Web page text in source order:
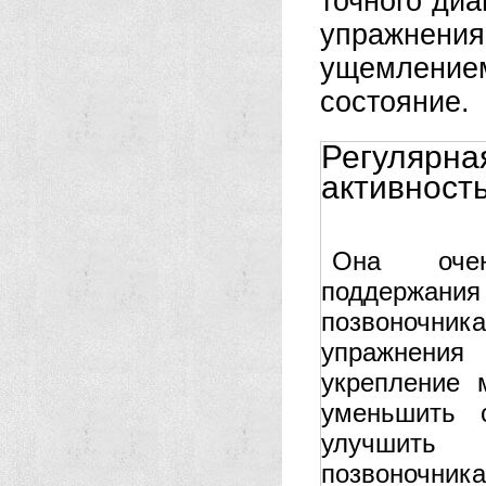
состояние.
Она
уменьшить
улучшить